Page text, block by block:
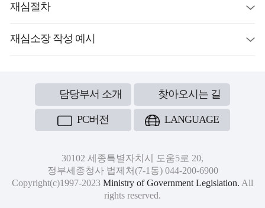
재심절차
재심소장 작성 예시
담당부서 소개 찾아오시는 길
PC버전 LANGUAGE
30102 세종특별자치시 도움5로 20,
정부세종청사 법제처(7-1동) 044-200-6900
Copyright(c)1997-2023 Ministry of Government Legislation. All
rights reserved.